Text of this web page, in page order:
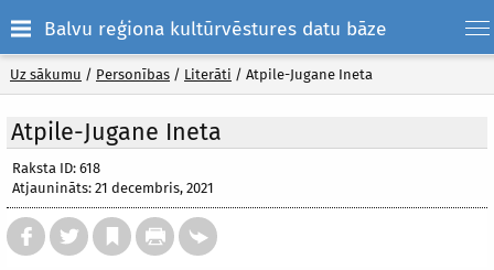
Balvu reģiona kultūrvēstures datu bāze
Uz sākumu / Personības / Literāti / Atpile-Jugane Ineta
Atpile-Jugane Ineta
Raksta ID: 618
Atjaunināts: 21 decembris, 2021